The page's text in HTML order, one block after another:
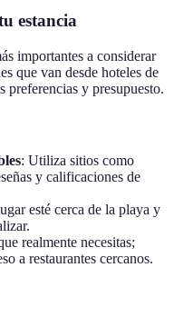
estancia
importantes a considerar
que van desde hoteles de
preferencias y presupuesto.
: Utiliza sitios como
y calificaciones de
esté cerca de la playa y
realmente necesitas;
a restaurantes cercanos.